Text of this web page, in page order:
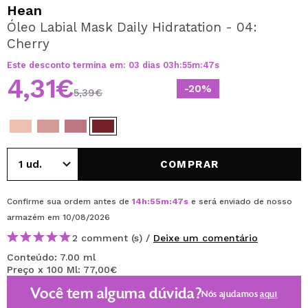
Ao criar uma conta no Maquibeauty.pt pode fazer as suas
compras rapidamente, verificar o estado das suas
Hean
Óleo Labial Mask Daily Hidratation - 04:
Cherry
Este desconto termina em: 03 dias 03 h:55m:47s
-20%
4,31€5,39€
COMPRAR
Confirme sua ordem antes de 14h:55m:47s e será enviado de nosso
armazém em 10/08/2026
2 comment (s) / Deixe um comentário
Conteúdo: 7.00 ml
Preço x 100 Ml: 77,00€
Você tem alguma dúvida?Nós ajudamosaqui